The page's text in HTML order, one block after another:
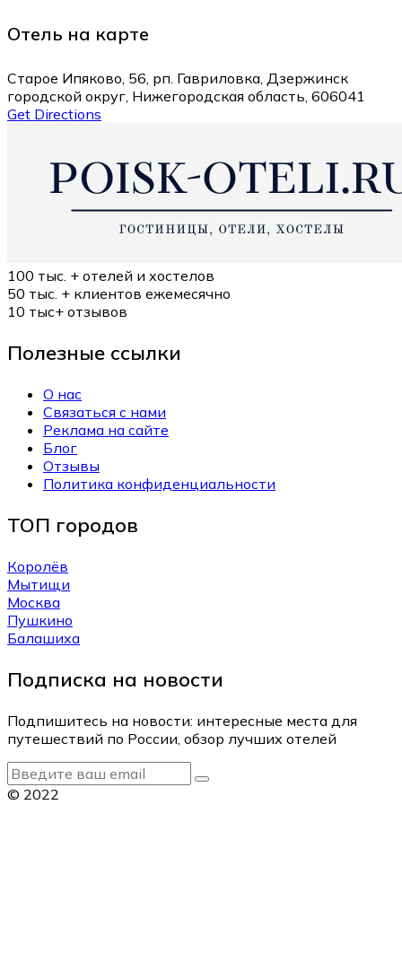
Отель на карте
Старое Ипяково, 56, рп. Гавриловка, Дзержинск
городской округ, Нижегородская область, 606041
Get Directions
100 тыс. + отелей и хостелов
50 тыс. + клиентов ежемесячно
10 тыс+ отзывов
Полезные ссылки
О нас
Связаться с нами
Реклама на сайте
Блог
Отзывы
Политика конфиденциальности
ТОП городов
Королёв
Мытищи
Москва
Пушкино
Балашиха
Подписка на новости
Подпишитесь на новости: интересные места для
путешествий по России, обзор лучших отелей
© 2022